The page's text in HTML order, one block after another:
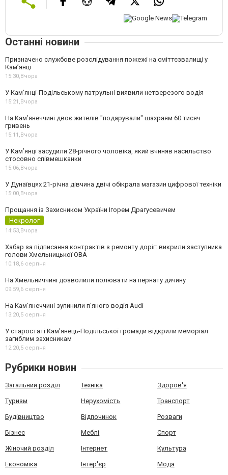
Останні новини
Призначено службове розслідування пожежі на сміттєзвалищі у
Кам’янці
15:30,Вчора
У Кам’янці-Подільському патрульні виявили нетверезого водія
15:21,Вчора
На Камʼянеччині двоє жителів "подарували" шахраям 60 тисяч
гривень
15:11,Вчора
У Камʼянці засудили 28-річного чоловіка, який вчиняв насильство
стосовно співмешканки
15:06,Вчора
У Дунаївцях 21-річна дівчина двічі обікрала магазин цифрової техніки
15:00,Вчора
Прощання із Захисником України Ігорем Драгусевичем
Некролог
14:53,Вчора
Хабар за підписання контрактів з ремонту доріг: викрили заступника
голови Хмельницької ОВА
10:18,6 серпня
На Хмельниччині дозволили полювати на пернату дичину
09:59,6 серпня
На Камʼянеччині зупинили п'яного водія Audi
13:20,5 серпня
У старостаті Кам’янець-Подільської громади відкрили меморіал
загиблим захисникам
12:20,5 серпня
Рубрики новин
Загальний розділ Техніка Здоров'я
Туризм Нерухомість Транспорт
Будівництво Відпочинок Розваги
Бізнес Меблі Спорт
Жіночий розділ Інтернет Культура
Економіка Інтер'єр Мода